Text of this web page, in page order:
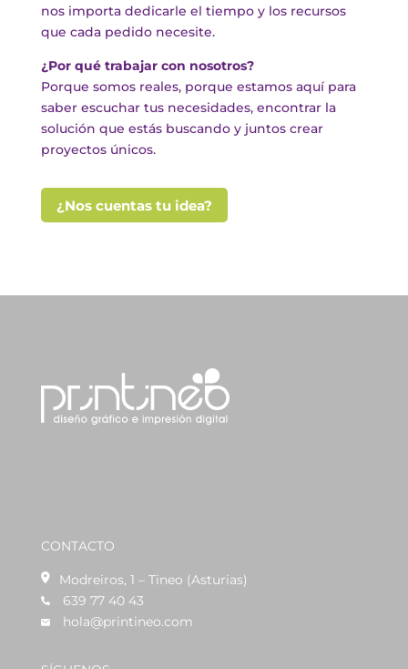
nos importa dedicarle el tiempo y los recursos
que cada pedido necesite.
¿Por qué trabajar con nosotros?
Porque somos reales, porque estamos aquí para
saber escuchar tus necesidades, encontrar la
solución que estás buscando y juntos crear
proyectos únicos.
¿Nos cuentas tu idea?
CONTACTO
Modreiros, 1 – Tineo (Asturias)
639 77 40 43
hola@printineo.com